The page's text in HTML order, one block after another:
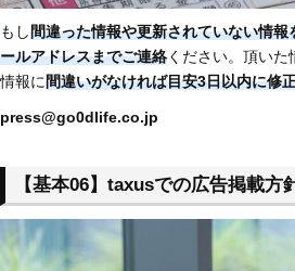
もし間違った情報や更新されていない情
ールアドレスまでご連絡ください。頂いた
情報に間違いがなければ目安3日以内に修
press@go0dlife.co.jp
【基本06】taxusでの広告掲載方